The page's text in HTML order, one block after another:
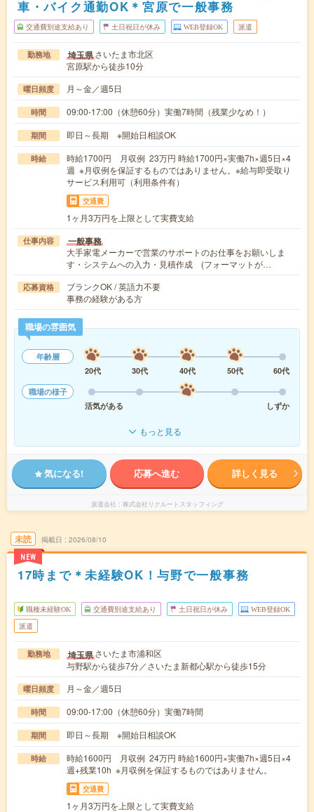
車・バイク通勤OK＊宮原で一般事務
交通費別途支給あり 土日祝日が休み WEB登録OK 派遣
勤務地 埼玉県さいたま市北区
宮原駅から徒歩10分
曜日頻度 月～金／週5日
時間 09:00-17:00（休憩60分）実働7時間（残業少なめ！）
期間 即日～長期 ※開始日相談OK
時給
時給1700円 月収例 23万円 時給1700円×実働7h×週5日×4
週 ※月収例を保証するものではありません。※給与即受取り
サービス利用可（利用条件有）
交通費
1ヶ月3万円を上限として実費支給
仕事内容 一般事務
大手家電メーカーで営業のサポートのお仕事をお願いしま
す・システムへの入力・見積作成 (フォーマットが…
応募資格
ブランクOK / 英語力不要
事務の経験がある方
職場の雰囲気
年齢層
20代
30代 40代 50代
60代
職場の様子
活気がある
しずか
もっと見る
気になる! 応募へ進む 詳しく見る
派遣会社 株式会社リクルートスタッフィング
未読
NEW
掲載日 2026/08/10
17時まで＊未経験OK！与野で一般事務
職種未経験OK 交通費別途支給あり 土日祝日が休み WEB登録OK
派遣
勤務地 埼玉県さいたま市浦和区
与野駅から徒歩7分／さいたま新都心駅から徒歩15分
曜日頻度 月～金／週5日
時間 09:00-17:00（休憩60分）実働7時間
期間 即日～長期 ※開始日相談OK
時給
時給1600円 月収例 24万円 時給1600円×実働7h×週5日×4
週+残業10h ※月収例を保証するものではありません。
交通費
1ヶ月3万円を上限として実費支給